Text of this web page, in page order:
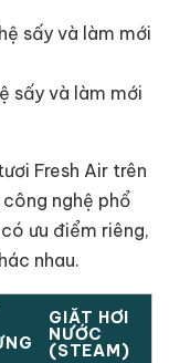
sấy và làm mới
Fresh Air trên
nghệ phổ
ưu điểm riêng,
nhau.
GIẶT HƠI
NƯỚC
(STEAM)